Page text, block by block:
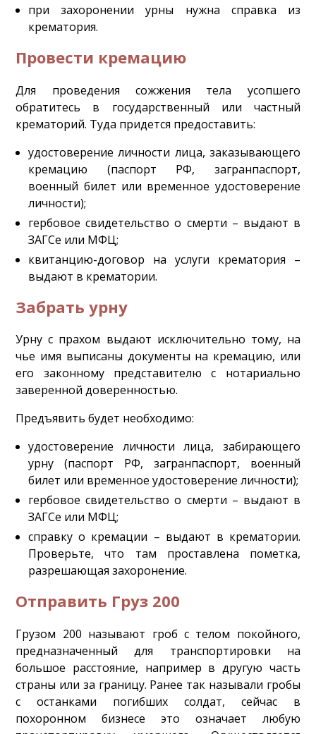
при захоронении урны нужна справка из
крематория.
Провести кремацию
Для проведения сожжения тела усопшего
обратитесь в государственный или частный
крематорий. Туда придется предоставить:
удостоверение личности лица, заказывающего
кремацию (паспорт РФ, загранпаспорт,
военный билет или временное удостоверение
личности);
гербовое свидетельство о смерти – выдают в
ЗАГСе или МФЦ;
квитанцию-договор на услуги крематория –
выдают в крематории.
Забрать урну
Урну с прахом выдают исключительно тому, на
чье имя выписаны документы на кремацию, или
его законному представителю с нотариально
заверенной доверенностью.
Предъявить будет необходимо:
удостоверение личности лица, забирающего
урну (паспорт РФ, загранпаспорт, военный
билет или временное удостоверение личности);
гербовое свидетельство о смерти – выдают в
ЗАГСе или МФЦ;
справку о кремации – выдают в крематории.
Проверьте, что там проставлена пометка,
разрешающая захоронение.
Отправить Груз 200
Грузом 200 называют гроб с телом покойного,
предназначенный для транспортировки на
большое расстояние, например в другую часть
страны или за границу. Ранее так называли гробы
с останками погибших солдат, сейчас в
похоронном бизнесе это означает любую